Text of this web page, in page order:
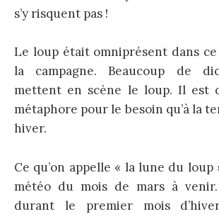
s’y risquent pas !
Le loup était omniprésent dans
la campagne. Beaucoup de
mettent en scène le loup. Il est
métaphore pour le besoin qu’à la
hiver.
Ce qu’on appelle « la lune du
météo du mois de mars à
durant le premier mois